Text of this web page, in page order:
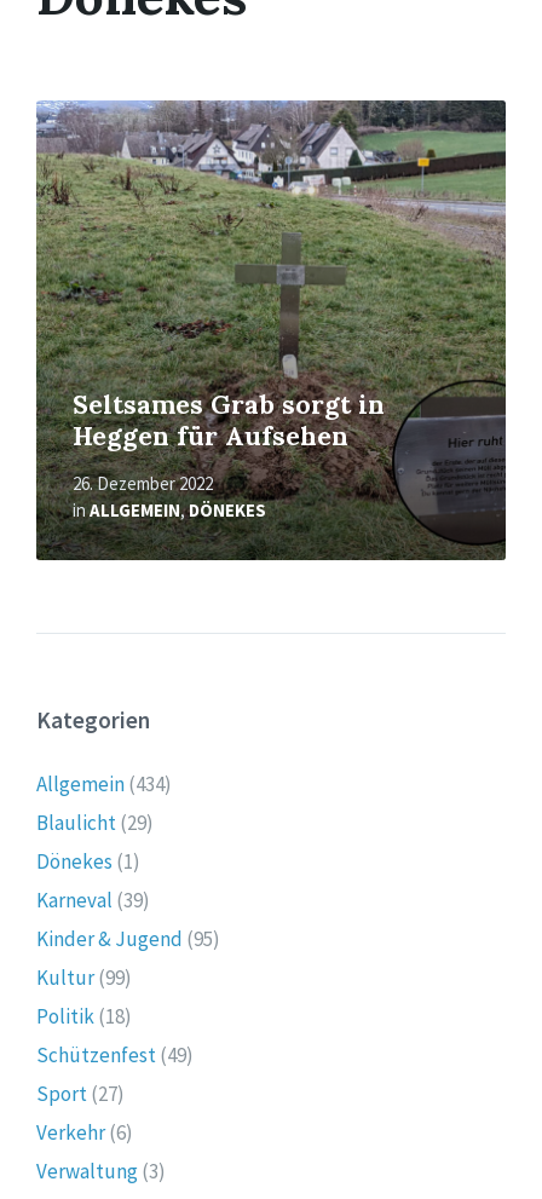
Seltsames Grab sorgt in
Heggen für Aufsehen
26. Dezember 2022
in ALLGEMEIN,DÖNEKES
Mehr
erfahren
Kategorien
Allgemein(434)
Blaulicht(29)
Dönekes (1)
Karneval (39)
Kinder & Jugend (95)
Kultur(99)
Politik(18)
Schützenfest(49)
Sport(27)
Verkehr(6)
Verwaltung(3)